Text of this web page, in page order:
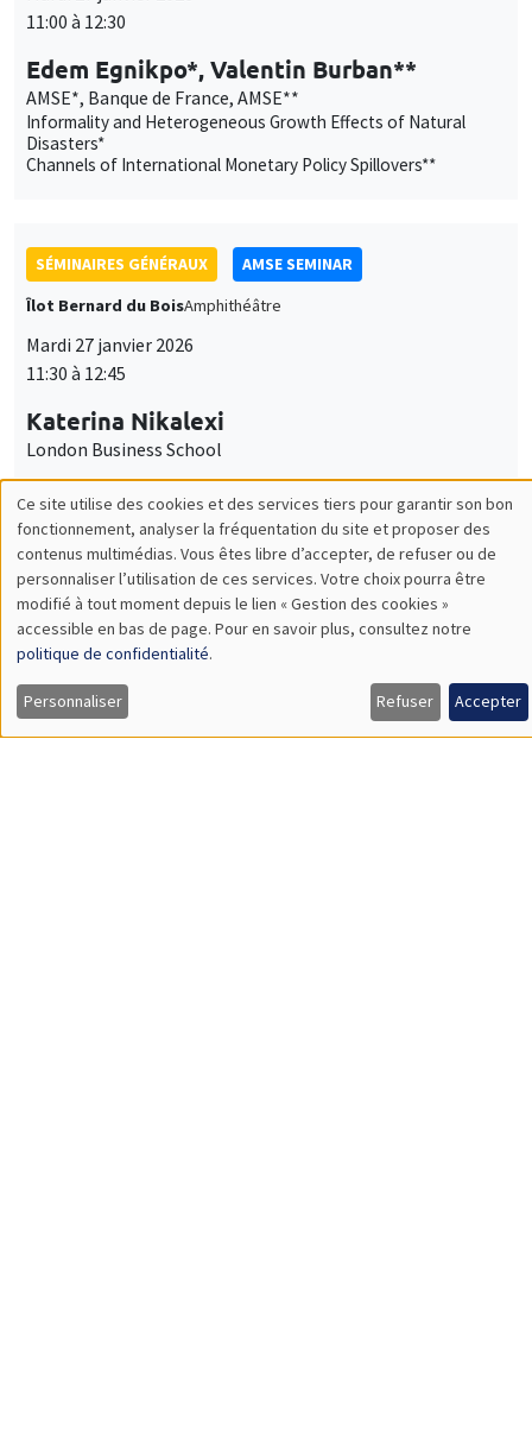
SÉMINAIRES GÉNÉRAUX
Îlot Bernard du BoisAmphithéâtre
Mardi 27 janvier 2026
Katerina Nikalexi
London Business School
SÉMINAIRES GÉNÉRAUX
Îlot Bernard du BoisAmphithéâtre
Mercredi 28 janvier 2026
11:30 à 12:45
Carolina Kansikas
University of Warwick
ENSEIGNEMENT
Éco-campus La Pauliane
Mercredi 28 janvier 2026, 17:00